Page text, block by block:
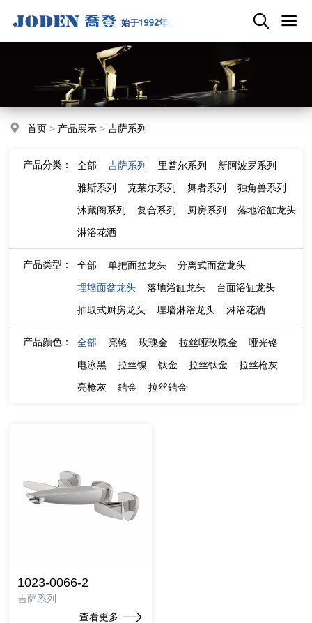
首页 > 产品展示 >吉萨系列
产品分类： 全部 吉萨系列 里普尔系列
新阿波罗系列
雅斯系列
克莱尔系列 舞者系列
独角兽系列
沐藏阁系列
复合系列 厨房系列
落地浴缸龙头
淋浴花洒
产品类型： 全部 单把面盆龙头
分离式面盆龙头
埋墙面盆龙头
落地浴缸龙头
台面浴缸龙头
抽取式厨房龙头
埋墙淋浴龙头 淋浴花洒
产品颜色： 全部 亮铬 玫瑰金 拉丝哑玫瑰金
哑光铬
电泳黑
拉丝镍 钛金 拉丝钛金
拉丝枪灰
亮枪灰
鋯金 拉丝鋯金
1023-0066-2
吉萨系列
查看更多